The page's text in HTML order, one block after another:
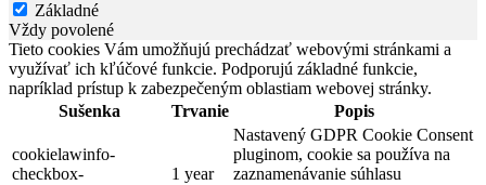
Základné
Vždy povolené
Tieto cookies Vám umožňujú prechádzať webovými stránkami a
využívať ich kľúčové funkcie. Podporujú základné funkcie,
napríklad prístup k zabezpečeným oblastiam webovej stránky.
Sušenka
Trvanie Popis
cookielawinfo-
checkbox-
1 year
Nastavený GDPR Cookie Consent
pluginom, cookie sa používa na
zaznamenávanie súhlasu